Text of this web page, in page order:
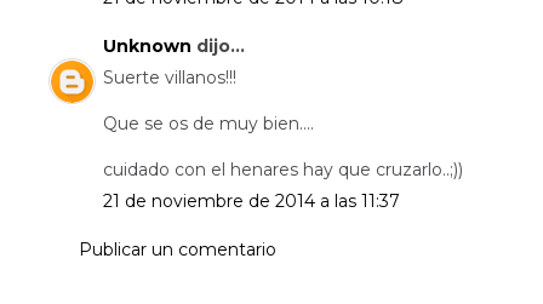
Unknown dijo...
Suerte villanos!!!
Que se os de muy bien....
cuidado con el henares hay que cruzarlo..;))
21 de noviembre de 2014 a las 11:37
Publicar un comentario